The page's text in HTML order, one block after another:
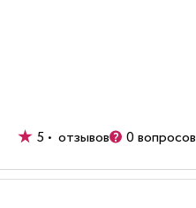
5 • отзывов 0 вопросов